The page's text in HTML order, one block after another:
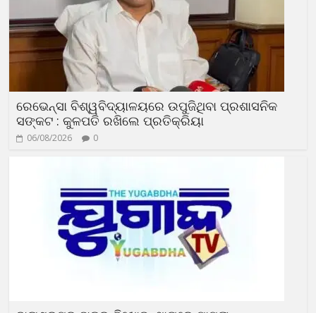
ରେଭେନ୍ସା ବିଶ୍ୱବିଦ୍ୟାଳୟରେ ଉପୁଜିଥିବା ପ୍ରଶାସନିକ
ସଙ୍କଟ : କୁଳପତି ରଖିଲେ ପ୍ରତିକ୍ରିୟା
06/08/2026 0